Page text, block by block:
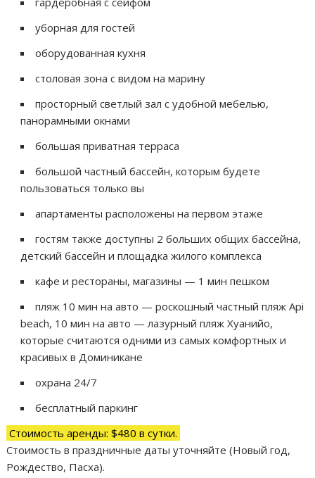
уборная для гостей
оборудованная кухня
столовая зона с видом на марину
просторный светлый зал с удобной мебелью,
панорамными окнами
большая приватная терраса
большой частный бассейн, которым будете
пользоваться только вы
апартаменты расположены на первом этаже
гостям также доступны 2 больших общих бассейна,
детский бассейн и площадка жилого комплекса
кафе и рестораны, магазины — 1 мин пешком
пляж 10 мин на авто — роскошный частный пляж Api
beach, 10 мин на авто — лазурный пляж Хуанийо,
которые считаются одними из самых комфортных и
красивых в Доминикане
охрана 24/7
бесплатный паркинг
Стоимость аренды: $480 в сутки.
Стоимость в праздничные даты уточняйте (Новый год,
Рождество, Пасха).